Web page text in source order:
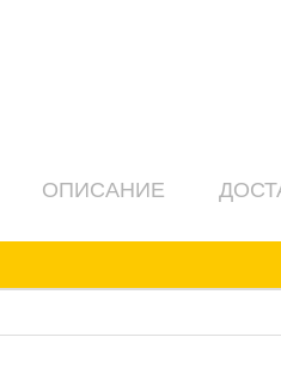
ОПИСАНИЕ